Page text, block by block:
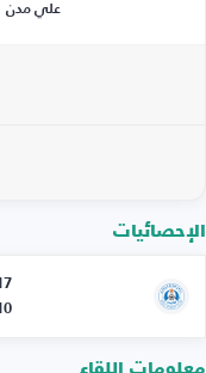
علي مدن
الإحصائيات
معلومات اللقاء